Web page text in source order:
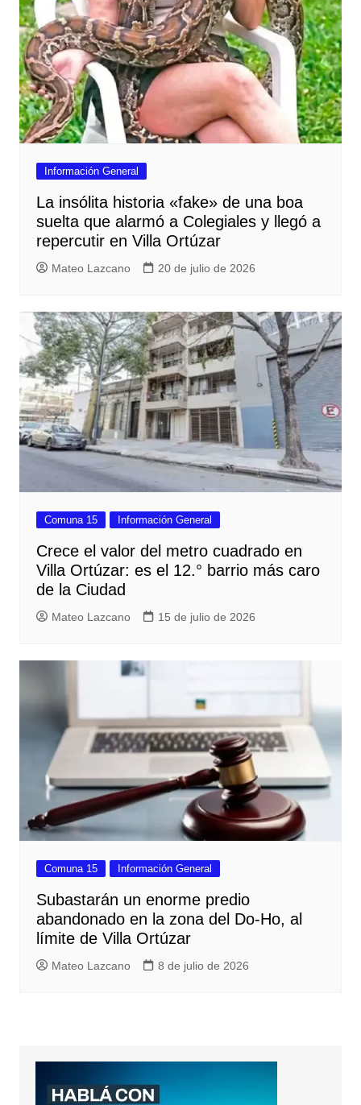
Información General
La insólita historia «fake» de una boa
suelta que alarmó a Colegiales y llegó a
repercutir en Villa Ortúzar
Mateo Lazcano 20 de julio de 2026
Comuna 15 Información General
Crece el valor del metro cuadrado en
Villa Ortúzar: es el 12.° barrio más caro
de la Ciudad
Mateo Lazcano 15 de julio de 2026
Comuna 15 Información General
Subastarán un enorme predio
abandonado en la zona del Do-Ho, al
límite de Villa Ortúzar
Mateo Lazcano 8 de julio de 2026